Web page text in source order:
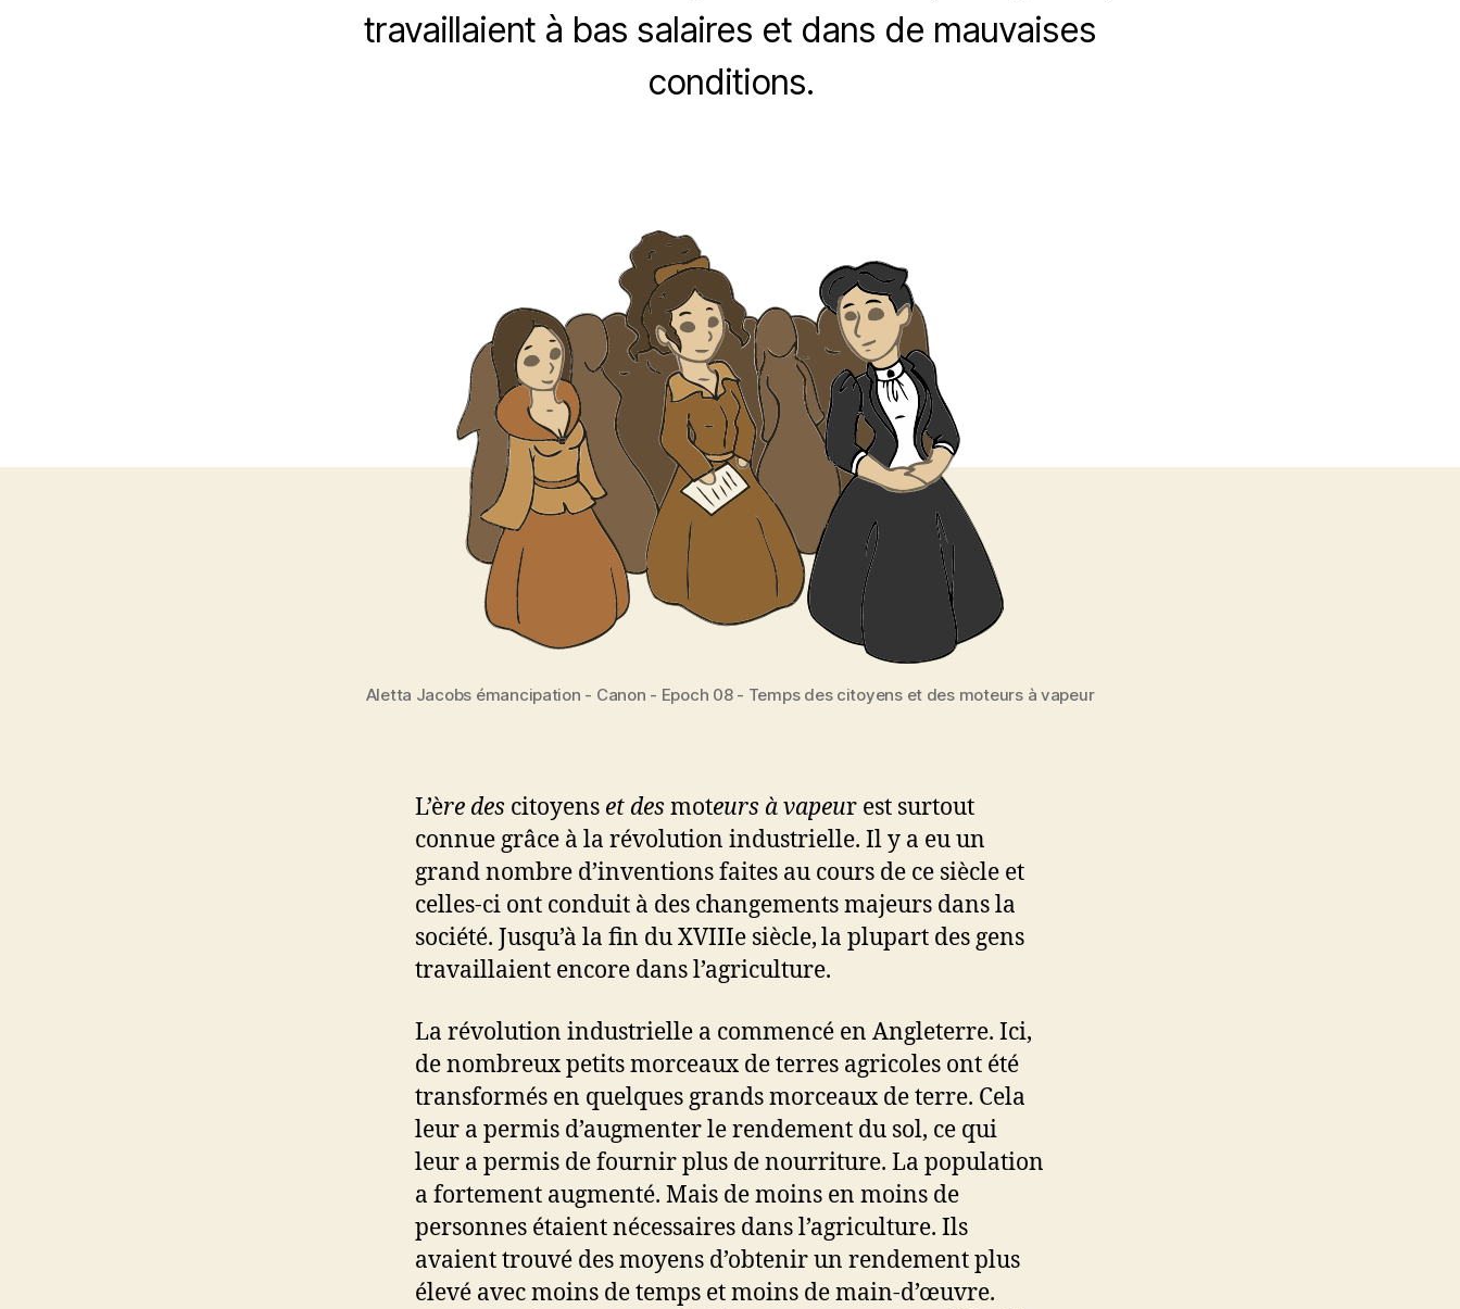
travaillaient à bas salaires et dans de mauvaises
conditions.
Aletta Jacobs émancipation - Canon - Epoch 08 - Temps des citoyens et des moteurs à vapeur
L’ère des citoyens et des moteurs à vapeur est surtout
connue grâce à la révolution industrielle. Il y a eu un
grand nombre d’inventions faites au cours de ce siècle et
celles-ci ont conduit à des changements majeurs dans la
société. Jusqu’à la fin du XVIIIe siècle,la plupart des gens
travaillaient encore dans l’agriculture.
La révolution industrielle a commencé en Angleterre. Ici,
de nombreux petits morceaux de terres agricoles ont été
transformés en quelques grands morceaux de terre. Cela
leur a permis d’augmenter le rendement du sol, ce qui
leur a permis de fournir plus de nourriture. La population
a fortement augmenté. Mais de moins en moins de
personnes étaient nécessaires dans l’agriculture. Ils
avaient trouvé des moyens d’obtenir un rendement plus
élevé avec moins de temps et moins de main-d’œuvre.